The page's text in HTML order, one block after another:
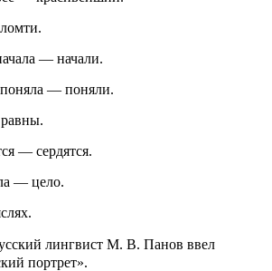
— начали.
— поняли.
— сердятся.
— цело.
лингвист М. В. Панов ввел
портрет».